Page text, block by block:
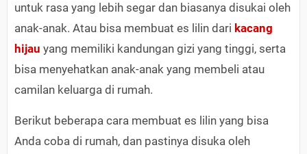
untuk rasa yang lebih segar dan biasanya disukai oleh
anak-anak. Atau bisa membuat es lilin dari kacang
hijau yang memiliki kandungan gizi yang tinggi, serta
bisa menyehatkan anak-anak yang membeli atau
camilan keluarga di rumah.
Berikut beberapa cara membuat es lilin yang bisa
Anda coba di rumah, dan pastinya disuka oleh